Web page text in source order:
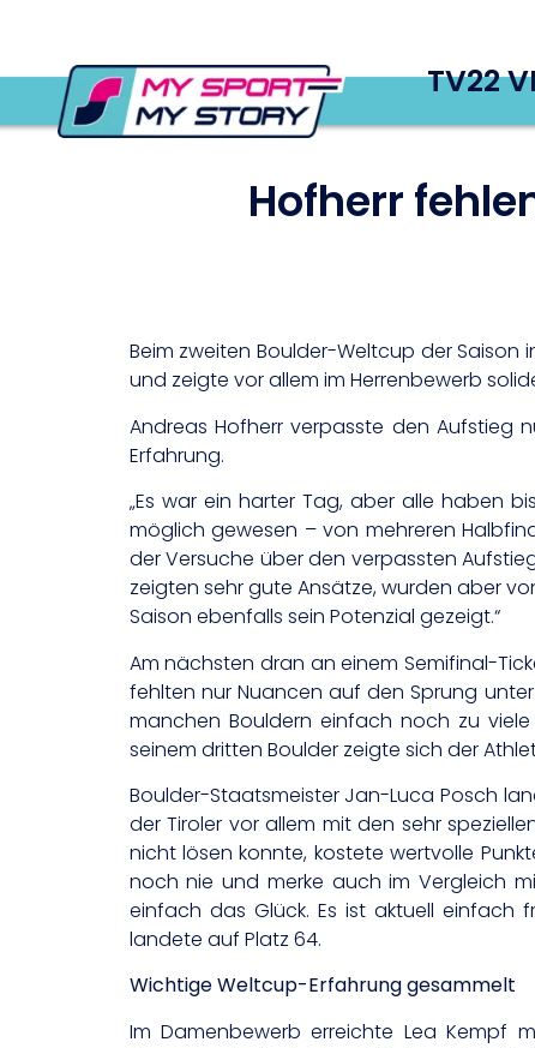
TV22
Hofherr
Beim zweiten Boulder-Weltcup der Saison
und zeigte vor allem im Herrenbewerb
Andreas Hofherr verpasste den Aufstieg
Erfahrung.
„Es war ein harter Tag, aber alle haben
möglich gewesen – von mehreren
der Versuche über den verpassten
zeigten sehr gute Ansätze, wurden aber
Saison ebenfalls sein Potenzial gezeigt.“
Am nächsten dran an einem Semifinal-
fehlten nur Nuancen auf den Sprung
manchen Bouldern einfach noch zu
seinem dritten Boulder zeigte sich der
Boulder-Staatsmeister Jan-Luca Posch
der Tiroler vor allem mit den sehr
nicht lösen konnte, kostete wertvolle
noch nie und merke auch im Vergleich
einfach das Glück. Es ist aktuell einfach
landete auf Platz 64.
Wichtige Weltcup-Erfahrung gesammelt
Im Damenbewerb erreichte Lea Kempf